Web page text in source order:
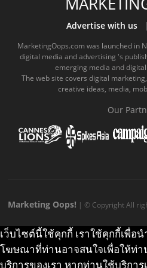
b
o
o
k
c
o
u
b
e
.
o
m
Advertise with us
MarketingOops.com was launched in
digital media and advertising 's
emerging media and
The web site covers digital
creative ideas, media,
Our
Marketing Oops! | © Copyright All
เว็บไซต์นี้ใช้คุกกี้ เราใช้คุกกี้เพื่อ
โฆษณาที่ท่านอาจสนใจเพื่อให้ท่
บริการของเรา หากท่านใช้บริกา